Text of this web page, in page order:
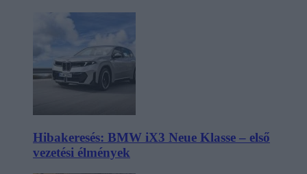
Hibakeresés: BMW iX3 Neue Klasse – első
vezetési élmények